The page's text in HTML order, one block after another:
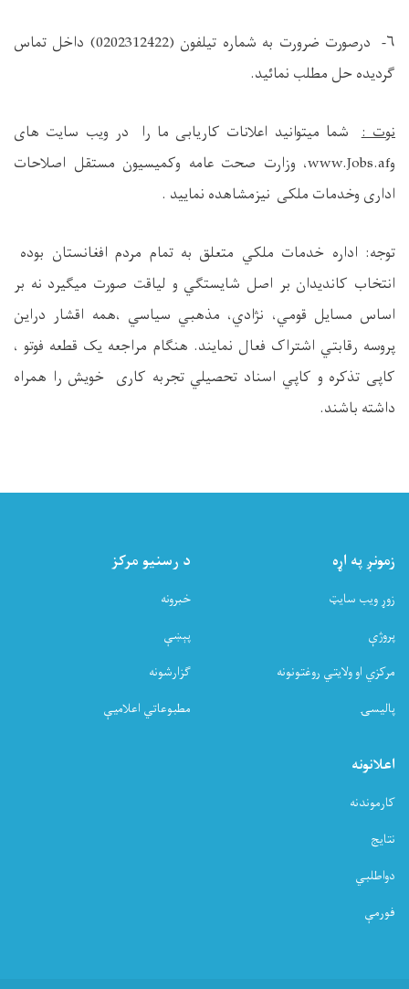
۶- درصورت ضرورت به شماره تيلفون (0202312422) داخل تماس
گردیده حل مطلب نمائید.
نوت :شما میتوانید اعلانات کاریابی ما را در ویب سایت های
وwww.Jobs.af، وزارت صحت عامه وکمیسیون مستقل اصلاحات
اداری وخدمات ملکی نیزمشاهده نمایید .
توجه: اداره خدمات ملکي متعلق به تمام مردم افغانستان بوده
انتخاب کانديدان بر اصل شايستگي و لياقت صورت ميگيرد نه بر
اساس مسايل قومي، نژادي، مذهبي سياسي ،همه اقشار دراين
پروسه رقابتي اشتراک فعال نمايند. هنگام مراجعه يک قطعه فوتو ،
کاپی تذکره و کاپي اسناد تحصيلي تجربه کاری خويش را همراه
داشته باشند.
زمونږ په اړه
زوړ ویب سایټ
پروژې
مرکزي او ولایتي روغتونونه
پالیسۍ
د رسنیو مرکز
خبرونه
پېښې
ګزارشونه
مطبوعاتي اعلامیې
اعلانونه
کارموندنه
نتایج
دواطلبي
فورمې